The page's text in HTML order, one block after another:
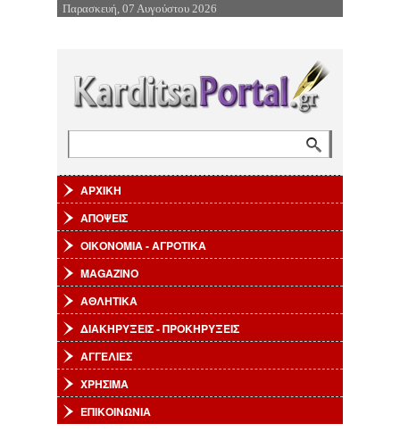
Επιστροφή στην Πλοήγηση
Παρασκευή, 07 Αυγούστου 2026
ΑΡΧΙΚΗ
ΑΠΟΨΕΙΣ
ΟΙΚΟΝΟΜΙΑ - ΑΓΡΟΤΙΚΑ
MAGAZINO
ΑΘΛΗΤΙΚΑ
ΔΙΑΚΗΡΥΞΕΙΣ - ΠΡΟΚΗΡΥΞΕΙΣ
ΑΓΓΕΛΙΕΣ
ΧΡΗΣΙΜΑ
ΕΠΙΚΟΙΝΩΝΙΑ